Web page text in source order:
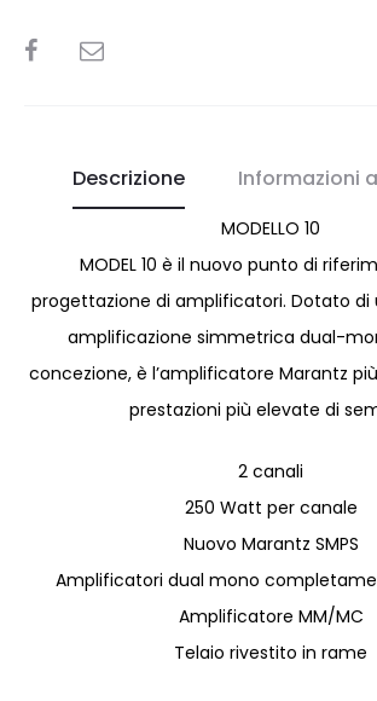
SHARE
Descrizione Informazioni
MODELLO 10
MODEL 10 è il nuovo punto di
progettazione di amplificatori. Dotato di
amplificazione simmetrica dual-
concezione, è l’amplificatore Marantz
prestazioni più elevate di
2 canali
250 Watt per canale
Nuovo Marantz SMPS
Amplificatori dual mono
Amplificatore MM/MC
Telaio rivestito in rame